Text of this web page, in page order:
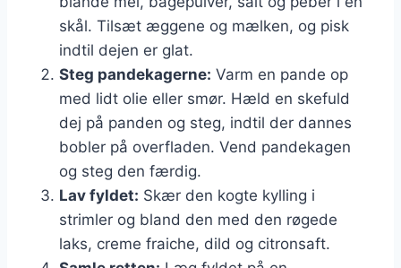
skål. Tilsæt æggene og mælken, og pisk
indtil dejen er glat.
Steg pandekagerne: Varm en pande op
med lidt olie eller smør. Hæld en skefuld
dej på panden og steg, indtil der dannes
bobler på overfladen. Vend pandekagen
og steg den færdig.
Lav fyldet: Skær den kogte kylling i
strimler og bland den med den røgede
laks, creme fraiche, dild og citronsaft.